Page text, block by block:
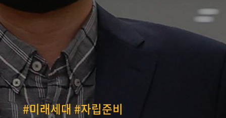
#미래세대 #자립준비